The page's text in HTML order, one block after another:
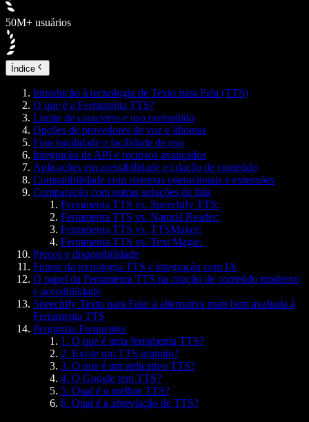
50M+ usuários
Índice
Introdução à tecnologia de Texto para Fala (TTS)
O que é a Ferramenta TTS?
Limite de caracteres e uso pretendido
Opções de provedores de voz e idiomas
Funcionalidade e facilidade de uso
Integração de API e recursos avançados
Aplicações em acessibilidade e criação de conteúdo
Compatibilidade com sistemas operacionais e extensões
Comparação com outras soluções de fala
Ferramenta TTS vs. Speechify TTS:
Ferramenta TTS vs. Natural Reader:
Ferramenta TTS vs. TTSMaker:
Ferramenta TTS vs. Text Magic:
Preços e disponibilidade
Futuro da tecnologia TTS e integração com IA
O papel da Ferramenta TTS na criação de conteúdo moderno
e acessibilidade
Speechify Texto para Fala: a alternativa mais bem avaliada à
Ferramenta TTS
Perguntas Frequentes
1. O que é uma ferramenta TTS?
2. Existe um TTS gratuito?
3. O que é um aplicativo TTS?
4. O Google tem TTS?
5. Qual é o melhor TTS?
6. Qual é a abreviação de TTS?